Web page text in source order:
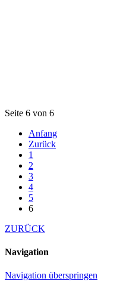
Seite 6 von 6
Anfang
Zurück
1
2
3
4
5
6
ZURÜCK
Navigation
Navigation überspringen